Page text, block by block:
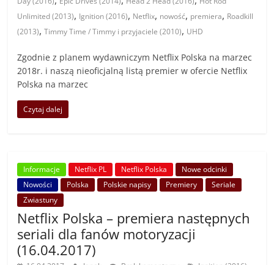
Unlimited (2013), Ignition (2016), Netflix, nowość, premiera, Roadkill
(2013),Timmy Time / Timmy i przyjaciele (2010), UHD
Zgodnie z planem wydawniczym Netflix Polska na marzec
2018r. i naszą nieoficjalną listą premier w ofercie Netflix
Polska na marzec
Czytaj dalej
Informacje Netflix PL Netflix Polska
Nowe odcinki
Nowości
Polska Polskie napisy Premiery
Seriale
Zwiastuny
Netflix Polska – premiera następnych
seriali dla fanów motoryzacji
(16.04.2017)